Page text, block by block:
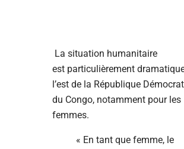
La situation humanitaire
est particulièrement
l’est de la République
du Congo, notamment pour les
femmes.
« En tant que femme, le